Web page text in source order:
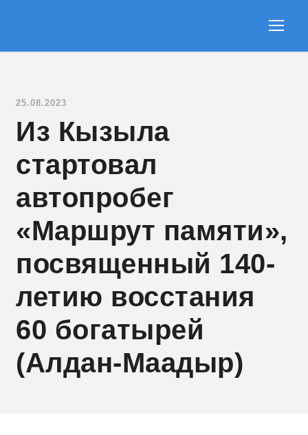
25.08.2023
Из Кызыла
стартовал
автопробег
«Маршрут памяти»,
посвященный 140-
летию восстания
60 богатырей
(Алдан-Маадыр)